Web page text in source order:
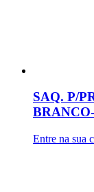
SAQ. P/
Entre na sua